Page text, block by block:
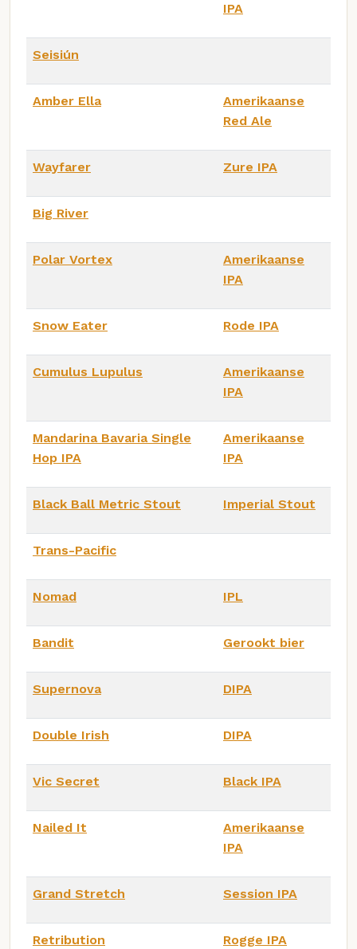
IPA
Seisiún
Amber Ella
Amerikaanse
Red Ale
Wayfarer Zure IPA
Big River
Polar Vortex
Amerikaanse
IPA
Snow Eater Rode IPA
Cumulus Lupulus
Amerikaanse
IPA
Mandarina Bavaria Single
Hop IPA
Amerikaanse
IPA
Black Ball Metric Stout Imperial Stout
Trans-Pacific
Nomad IPL
Bandit Gerookt bier
Supernova DIPA
Double Irish DIPA
Vic Secret Black IPA
Nailed It
Amerikaanse
IPA
Grand Stretch Session IPA
Retribution Rogge IPA